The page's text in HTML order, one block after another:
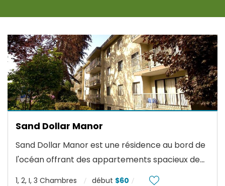
Sand Dollar Manor
Sand Dollar Manor est une résidence au bord de
l'océan offrant des appartements spacieux de...
1, 2, I, 3 Chambres début $60